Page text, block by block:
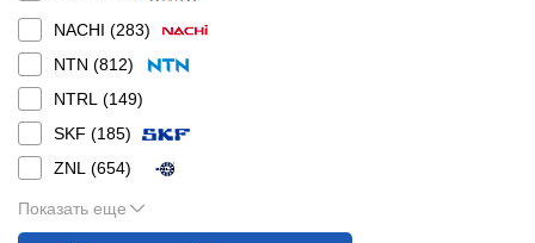
NACHI (283)
NTN (812)
NTRL (149)
SKF (185)
ZNL (654)
Показать еще